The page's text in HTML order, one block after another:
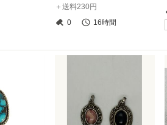
＋送料230円
0
16時間